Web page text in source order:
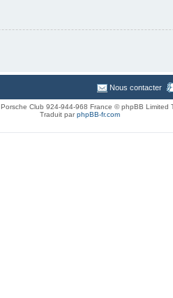
Nous contacter
Club 924-944-968 France © phpBB Limited
Traduit parphpBB-fr.com